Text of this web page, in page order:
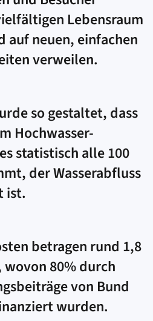
Lebensraum
auf neuen, einfachen
verweilen.
so gestaltet, dass
Hochwasser-
statistisch alle 100
der Wasserabfluss
ist.
betragen rund 1,8
wovon 80% durch
von Bund
wurden.